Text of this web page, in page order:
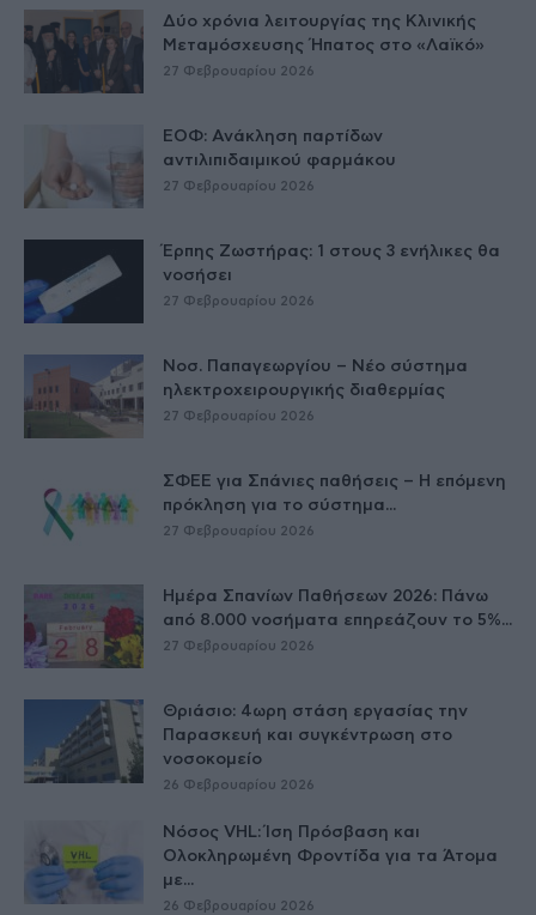
Δύο χρόνια λειτουργίας της Κλινικής
Μεταμόσχευσης Ήπατος στο «Λαϊκό»
27 Φεβρουαρίου 2026
ΕΟΦ: Ανάκληση παρτίδων
αντιλιπιδαιμικού φαρμάκου
27 Φεβρουαρίου 2026
Έρπης Ζωστήρας: 1 στους 3 ενήλικες θα
νοσήσει
27 Φεβρουαρίου 2026
Νοσ. Παπαγεωργίου – Νέο σύστημα
ηλεκτροχειρουργικής διαθερμίας
27 Φεβρουαρίου 2026
ΣΦΕΕ για Σπάνιες παθήσεις – Η επόμενη
πρόκληση για το σύστημα...
27 Φεβρουαρίου 2026
Ημέρα Σπανίων Παθήσεων 2026: Πάνω
από 8.000 νοσήματα επηρεάζουν το 5%...
27 Φεβρουαρίου 2026
Θριάσιο: 4ωρη στάση εργασίας την
Παρασκευή και συγκέντρωση στο
νοσοκομείο
26 Φεβρουαρίου 2026
Νόσος VHL: Ίση Πρόσβαση και
Ολοκληρωμένη Φροντίδα για τα Άτομα
με...
26 Φεβρουαρίου 2026